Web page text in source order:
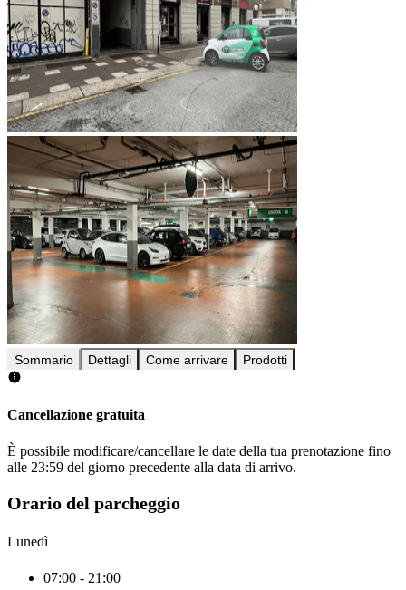
Sommario Dettagli Come arrivare Prodotti
Cancellazione gratuita
È possibile modificare/cancellare le date della tua prenotazione fino
alle 23:59 del giorno precedente alla data di arrivo.
Orario del parcheggio
Lunedì
07:00 - 21:00